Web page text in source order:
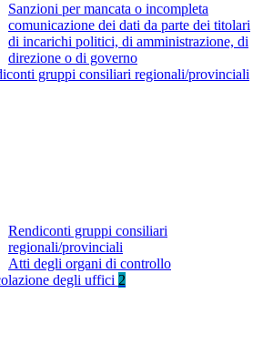
Sanzioni per mancata o incompleta
comunicazione dei dati da parte dei titolari
di incarichi politici, di amministrazione, di
direzione o di governo
gruppi consiliari regionali/provinciali
Rendiconti gruppi consiliari
regionali/provinciali
Atti degli organi di controllo
degli uffici 2